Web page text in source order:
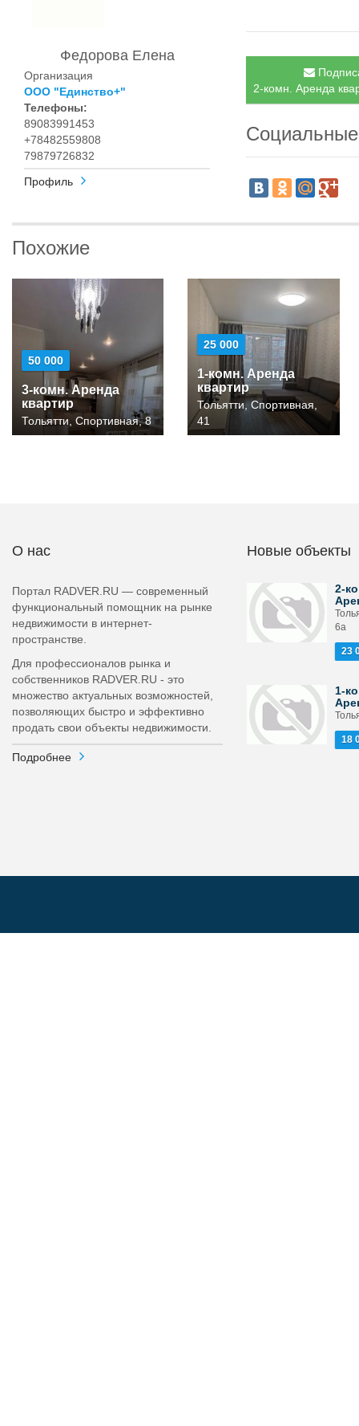
Федорова Елена
Организация
ООО "Единство+"
Телефоны:
89083991453
+78482559808
79879726832
Профиль
2-комн. Аренда
Похожие
50 000
3-комн. Аренда
квартир
Тольятти, Спортивная, 8
25 000
1-комн. Аренда
квартир
Тольятти, Спортивная,
41
О нас
Портал RADVER.RU — современный
функциональный помощник на рынке
недвижимости в интернет-
пространстве.
Для профессионалов рынка и
собственников RADVER.RU - это
множество актуальных возможностей,
позволяющих быстро и эффективно
продать свои объекты недвижимости.
Подробнее
Новые объекты
2-
6а
23
1-
18